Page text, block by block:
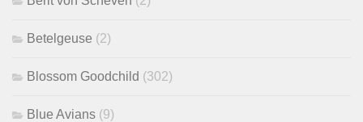
Betelgeuse (2)
Blossom Goodchild (302)
Blue Avians (9)